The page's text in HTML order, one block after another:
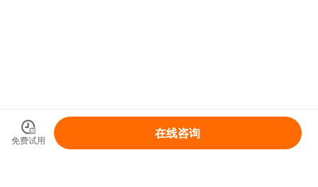
免费试用 在线咨询